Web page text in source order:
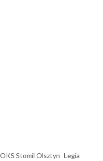
Stomil Olsztyn Legia